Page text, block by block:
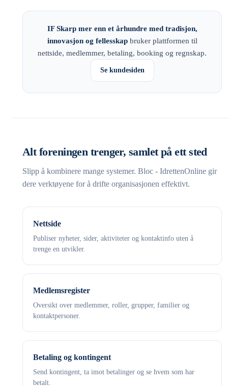
IF Skarp mer enn et århundre med tradisjon,
innovasjon og fellesskapbruker plattformen til
nettside, medlemmer, betaling, booking og regnskap.
Se kundesiden
Alt foreningen trenger, samlet på ett sted
Slipp å kombinere mange systemer. Bloc - IdrettenOnline gir
dere verktøyene for å drifte organisasjonen effektivt.
Nettside
Publiser nyheter, sider, aktiviteter og kontaktinfo uten å
trenge en utvikler.
Medlemsregister
Oversikt over medlemmer, roller, grupper, familier og
kontaktpersoner.
Betaling og kontingent
Send kontingent, ta imot betalinger og se hvem som har
betalt.